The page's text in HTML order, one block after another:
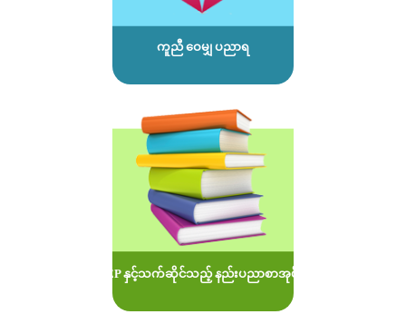
ကူညီ ဝေမျှ ပညာရ
MOEP နှင့်သက်ဆိုင်သည့် နည်းပညာစာအုပ်များ